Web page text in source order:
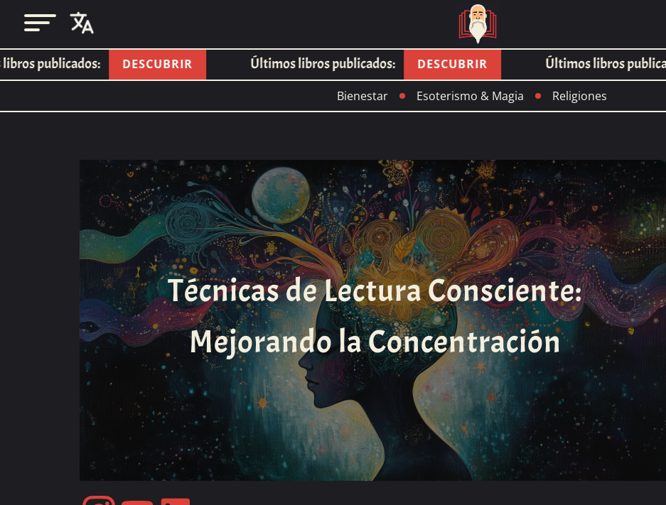
publicados: DESCUBRIR Últimos libros publicados: DESCUBRIR Últimos libros publicados:
Bienestar Esoterismo & Magia Religiones
Técnicas de Lectura Consciente:
Mejorando la Concentración